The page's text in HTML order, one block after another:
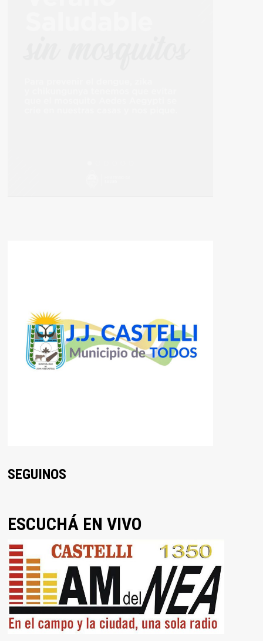
SEGUINOS
ESCUCHÁ EN VIVO